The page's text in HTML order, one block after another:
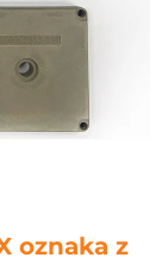
oznaka z